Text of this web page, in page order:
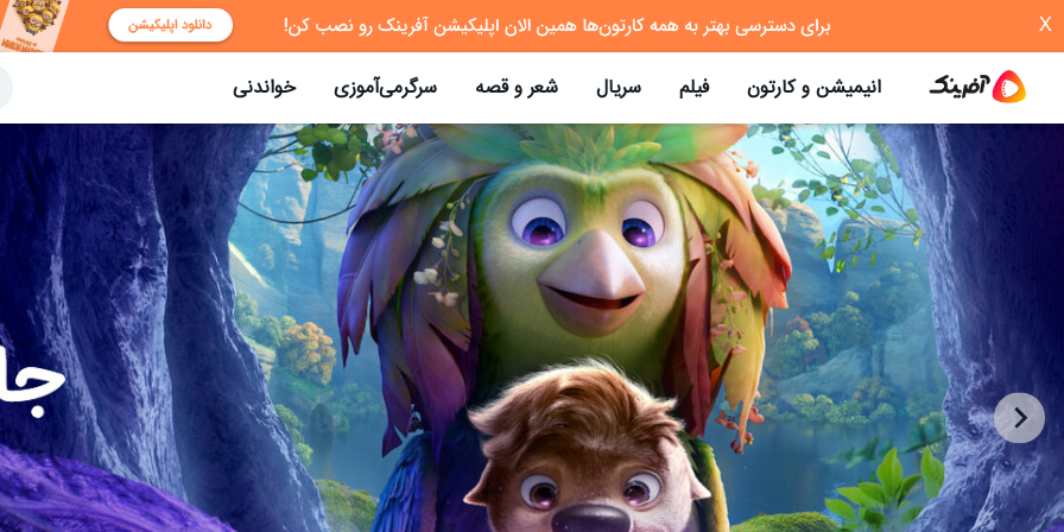
X
انیمیشن و کارتون فیلم سریال شعر و قصه سرگرمی‌آموزی خواندنی